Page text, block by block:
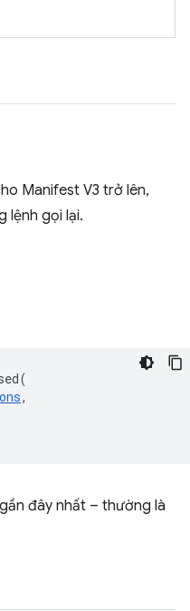
Manifest V3 trở lên,
lệnh gọi lại.
(
,
đây nhất – thường là